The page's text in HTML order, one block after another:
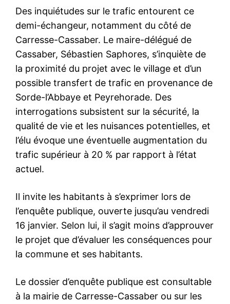
Des inquiétudes sur le trafic entourent ce
demi-échangeur, notamment du côté de
Carresse-Cassaber. Le maire-délégué de
Cassaber, Sébastien Saphores, s’inquiète de
la proximité du projet avec le village et d’un
possible transfert de trafic en provenance de
Sorde-l’Abbaye et Peyrehorade. Des
interrogations subsistent sur la sécurité, la
qualité de vie et les nuisances potentielles, et
l’élu évoque une éventuelle augmentation du
trafic supérieur à 20 % par rapport à l’état
actuel.
Il invite les habitants à s’exprimer lors de
l’enquête publique, ouverte jusqu’au vendredi
16 janvier. Selon lui, il s’agit moins d’approuver
le projet que d’évaluer les conséquences pour
la commune et ses habitants.
Le dossier d’enquête publique est consultable
à la mairie de Carresse-Cassaber ou sur les